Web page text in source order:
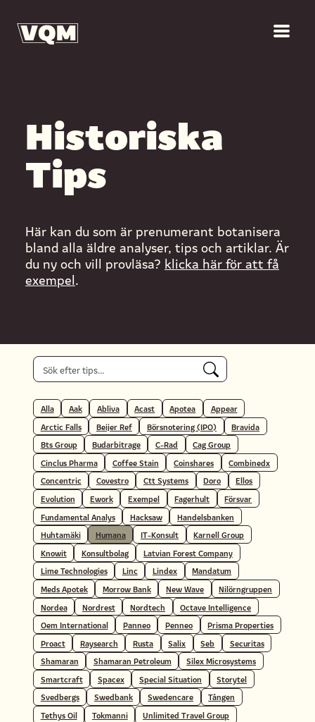
Historiska
Tips
Här kan du som är prenumerant botanisera
bland alla äldre analyser, tips och artiklar. Är
du ny och vill provläsa? klicka här för att få
exempel.
Alla Aak Abliva Acast Apotea
Appear
Arctic Falls
Beijer Ref Börsnotering (IPO)
Bravida
Bts Group
Budarbitrage C-Rad
Cag Group
Cinclus Pharma
Coffee Stain Coinshares
Combinedx
Concentric
Covestro Ctt Systems Doro
Ellos
Evolution
Ework Exempel Fagerhult
Försvar
Fundamental Analys
Hacksaw
Handelsbanken
Huhtamäki
Humana IT-Konsult
Karnell Group
Knowit
Konsultbolag
Latvian Forest Company
Lime Technologies
Linc Lindex
Mandatum
Meds Apotek
Morrow Bank New Wave
Nilörngruppen
Nordea
Nordrest Nordtech
Octave Intelligence
Oem International
Panneo Penneo
Prisma Properties
Proact
Raysearch Rusta Salix Seb
Securitas
Shamaran
Shamaran Petroleum
Silex Microsystems
Smartcraft
Spacex Special Situation
Storytel
Svedbergs
Swedbank Swedencare
Tången
Tethys Oil
Tokmanni
Unlimited Travel Group